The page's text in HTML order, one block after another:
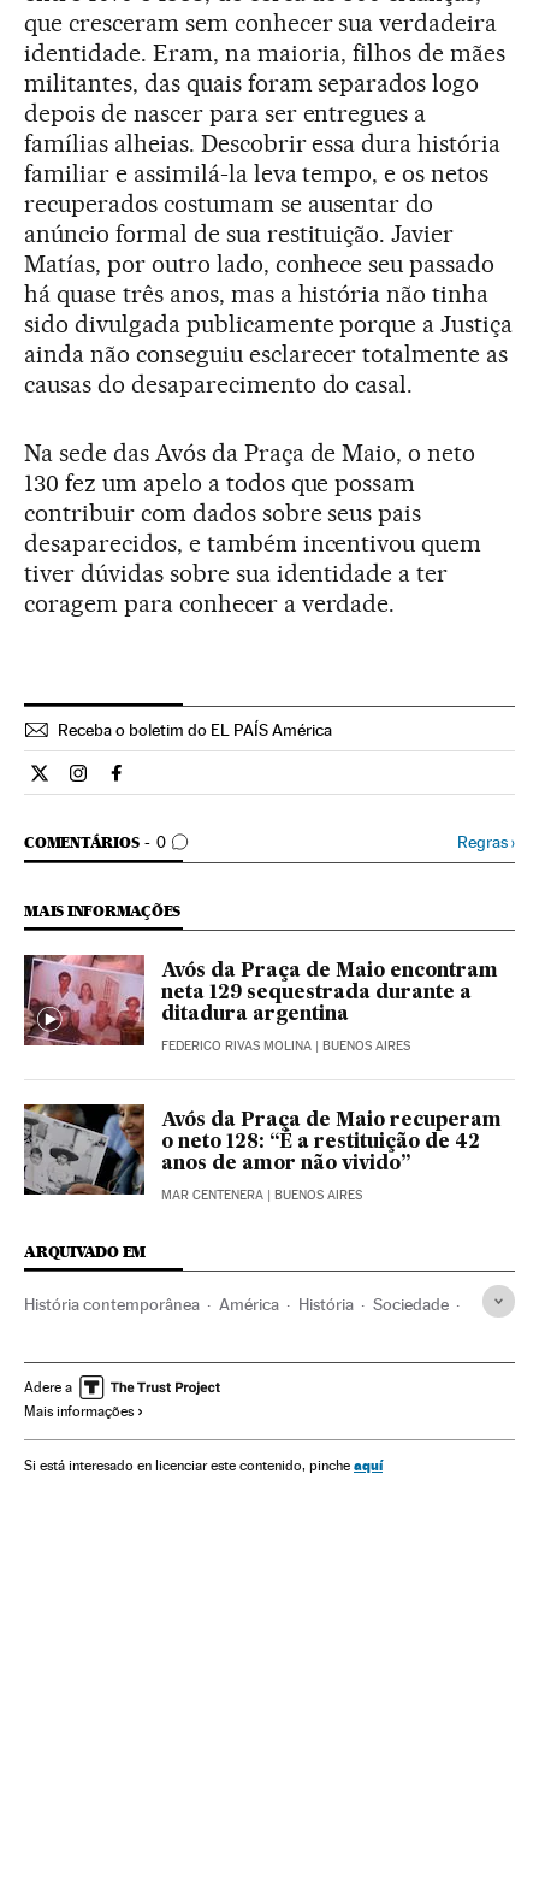
que cresceram sem conhecer sua verdadeira
identidade. Eram, na maioria, filhos de mães
militantes, das quais foram separados logo
depois de nascer para ser entregues a
famílias alheias. Descobrir essa dura história
familiar e assimilá-la leva tempo, e os netos
recuperados costumam se ausentar do
anúncio formal de sua restituição. Javier
Matías, por outro lado, conhece seu passado
há quase três anos, mas a história não tinha
sido divulgada publicamente porque a Justiça
ainda não conseguiu esclarecer totalmente as
causas do desaparecimento do casal.
Na sede das Avós da Praça de Maio, o neto
130 fez um apelo a todos que possam
contribuir com dados sobre seus pais
desaparecidos, e também incentivou quem
tiver dúvidas sobre sua identidade a ter
coragem para conhecer a verdade.
Receba o boletim do EL PAÍS América
Internacional El País Brasil en Twitter
Internacional El País Brasil en Instagram
Internacional El País Brasil en Facebook
COMENTÁRIOS 0
COMENTÁRIOS Regras›
MAIS INFORMAÇÕES
Avós da Praça de Maio encontram
neta 129 sequestrada durante a
ditadura argentina
FEDERICO RIVAS MOLINA | BUENOS AIRES
Avós da Praça de Maio recuperam
o neto 128: “É a restituição de 42
anos de amor não vivido”
MAR CENTENERA | BUENOS AIRES
ARQUIVADO EM
História contemporânea América História Sociedade
Ditadura argentina Ditadura militar
Movimentos sociais
América Latina
Adere a
Mais informações
Si está interesado en licenciar este contenido, pinche aquí